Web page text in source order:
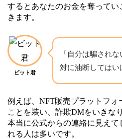
するとあなたのお金を奪って
きます。
ビット君
「自分は騙され
対に油断してはい
例えば、NFT販売プラットフォ
ことを装い、詐欺DMをいきな
本当に公式からの連絡に見えて
れる人は多いです。